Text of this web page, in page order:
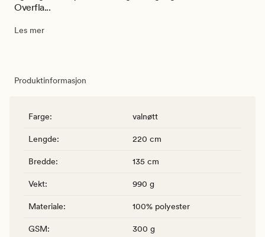
Overfla...
Les mer
Produktinformasjon
Farge: valnøtt
Lengde: 220 cm
Bredde: 135 cm
Vekt: 990 g
Materiale: 100% polyester
GSM: 300 g